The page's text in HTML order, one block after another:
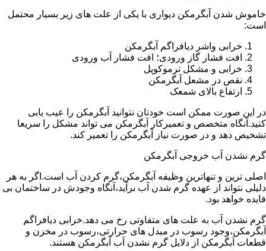
خاموش شدن آبگرمکن دیواری با یکی از علت های زیر بسیار محتمل
است:
خرابی واشر دیافراگم آبگرمکن
افت فشار گاز ورودی؛ افت فشار آب ورودی
خرابی و مشکل ترموکوپل
نقص در مشعل آبگرمکن
ارتفاع بالای شمعک
در این صورت ممکن است خودتان نتوانید آبگرمکن را عیب یابی
کنید.آنگاه متخصص و تعمیرکار آبگرمکن می تواند مشکل را سریعا
تشخیص دهد و در صورت نیاز آبگرمکن را تعمیر کند.
گرم نشدن آب خروجی آبگرمکن
اصلی ترین و تنهاترین وظیفه آبگرمکن،گرم کردن آب است.اگر به هر
دلیلی نتواند از عهده گرم شدن آب برآید،آنگاه وجودش در ساختمان بی
فایده خواهد بود.
گرم نشدن آب به علت های متفاوتی رخ می دهد.خرابی دیافراگم
آبگرمکن،وجود رسوب در مبدل های حرارتی،رسوب در مخزن و
قطعات آبگرمکن از دلایل گرم نشدن آب آبگرمکن هستند.